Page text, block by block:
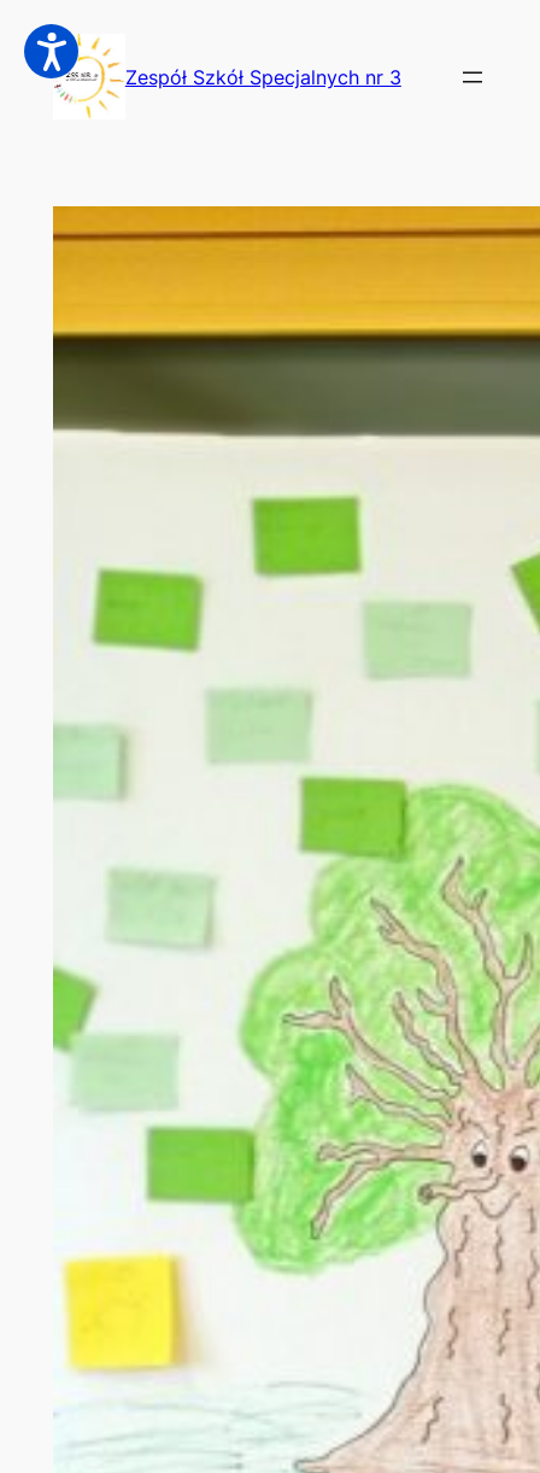
Przejdź
do
treści
Zespół Szkół Specjalnych nr 3